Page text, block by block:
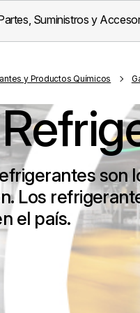
Suministros y
y Productos Químicos
son
Los
el país.